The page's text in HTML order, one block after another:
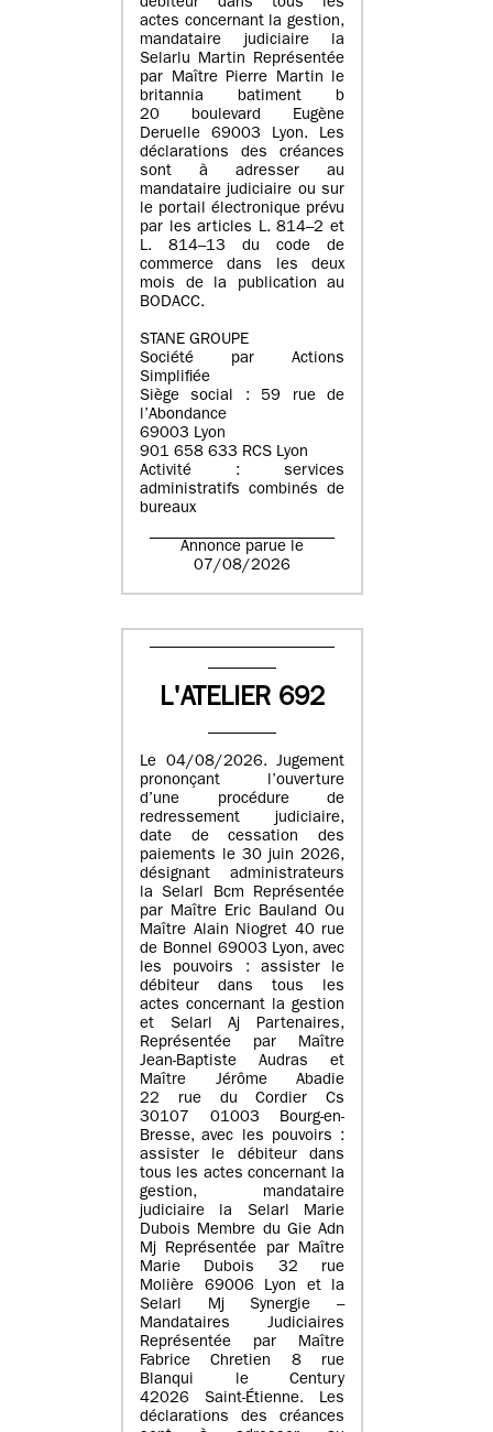
débiteur dans tous les
actes concernant la gestion,
mandataire judiciaire la
Selarlu Martin Représentée
par Maître Pierre Martin le
britannia batiment b
20 boulevard Eugène
Deruelle 69003 Lyon. Les
déclarations des créances
sont à adresser au
mandataire judiciaire ou sur
le portail électronique prévu
par les articles L. 814–2 et
L. 814–13 du code de
commerce dans les deux
mois de la publication au
BODACC.
STANE GROUPE
Société par Actions
Simplifiée
Siège social : 59 rue de
l’Abondance
69003 Lyon
901 658 633 RCS Lyon
Activité : services
administratifs combinés de
bureaux
Annonce parue le
07/08/2026
L'ATELIER 692
Le 04/08/2026. Jugement
prononçant l’ouverture
d’une procédure de
redressement judiciaire,
date de cessation des
paiements le 30 juin 2026,
désignant administrateurs
la Selarl Bcm Représentée
par Maître Eric Bauland Ou
Maître Alain Niogret 40 rue
de Bonnel 69003 Lyon, avec
les pouvoirs : assister le
débiteur dans tous les
actes concernant la gestion
et Selarl Aj Partenaires,
Représentée par Maître
Jean-Baptiste Audras et
Maître Jérôme Abadie
22 rue du Cordier Cs
30107 01003 Bourg-en-
Bresse, avec les pouvoirs :
assister le débiteur dans
tous les actes concernant la
gestion, mandataire
judiciaire la Selarl Marie
Dubois Membre du Gie Adn
Mj Représentée par Maître
Marie Dubois 32 rue
Molière 69006 Lyon et la
Selarl Mj Synergie –
Mandataires Judiciaires
Représentée par Maître
Fabrice Chretien 8 rue
Blanqui le Century
42026 Saint-Étienne. Les
déclarations des créances